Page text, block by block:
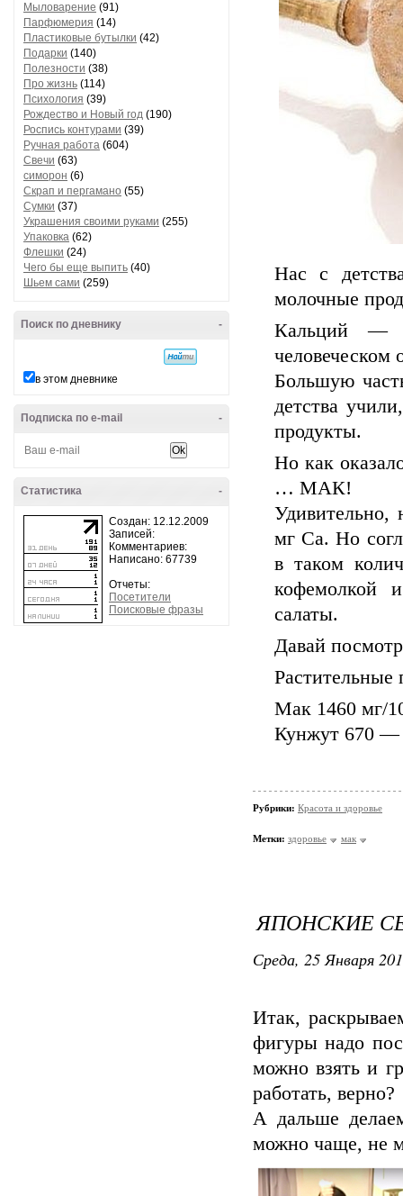
Мыловарение (91)
Парфюмерия (14)
Пластиковые бутылки (42)
Подарки (140)
Полезности (38)
Про жизнь (114)
Психология (39)
Рождество и Новый год (190)
Роспись контурами (39)
Ручная работа (604)
Свечи (63)
симорон (6)
Скрап и пергамано (55)
Сумки (37)
Украшения своими руками (255)
Упаковка (62)
Флешки (24)
Чего бы еще выпить (40)
Шьем сами (259)
-
Поиск по дневнику
в этом дневнике
-
Подписка по e-mail
-
Статистика
Создан: 12.12.2009
Записей:
Комментариев:
Написано: 67739
Отчеты:
Посетители
Поисковые фразы
Нас с
молочные
Кальций —
человеческом
Большую
детства
продукты.
Но как
… МАК!
Удивительно,
мг Ca. Но
в таком
кофемолкой
салаты.
Давай
Растительные
Мак 1460 мг/
Кунжут 670
Рубрики: Красота и здоровье
Метки: здоровье мак
ЯПОНСКИЕ
Среда, 25 Января
Итак,
фигуры надо
можно взять и
работать, верно?
А дальше
можно чаще, не